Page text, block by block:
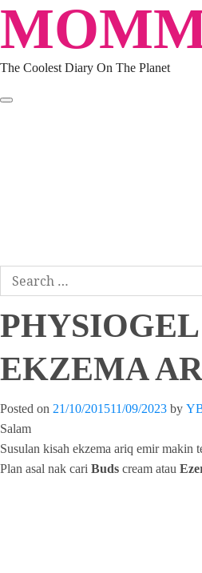
Skip
content
The Coolest Diary On The Planet
Search
for:
EKZEMA
Posted on 21/10/201511/09/2023 by
Salam
Susulan kisah ekzema ariq emir
Plan asal nak cari Buds cream atau